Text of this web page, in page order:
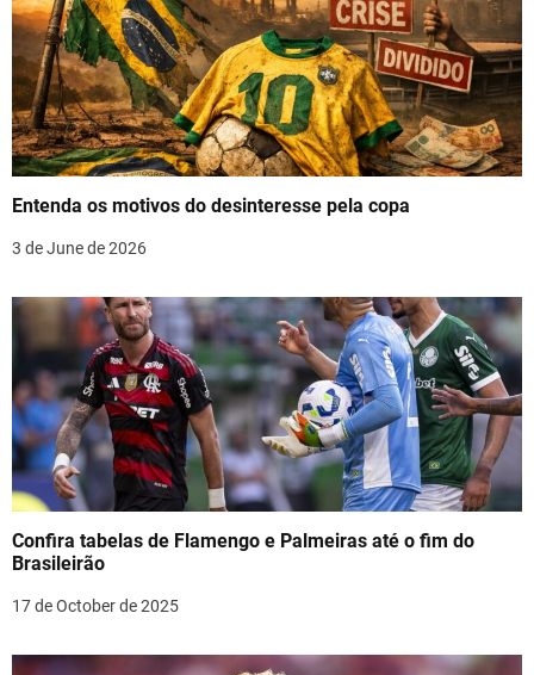
i
g
a
t
n
Entenda os motivos do desinteresse pela copa
3 de June de 2026
Confira tabelas de Flamengo e Palmeiras até o fim do
Brasileirão
17 de October de 2025